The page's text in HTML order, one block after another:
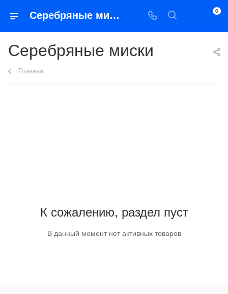
Серебряные миски 0
Серебряные миски
Главная
К сожалению, раздел пуст
В данный момент нет активных товаров